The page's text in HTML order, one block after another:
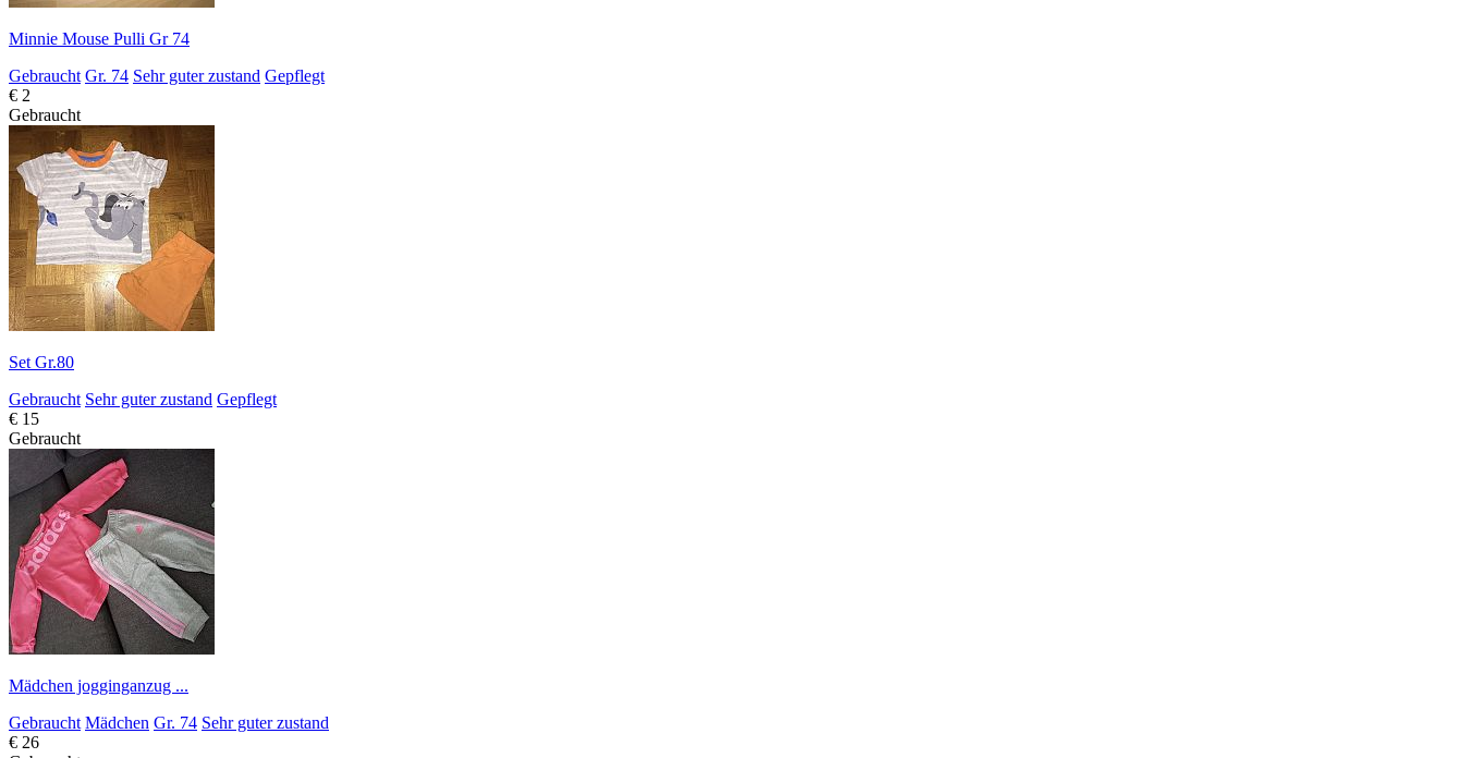
Minnie Mouse Pulli Gr 74
Gebraucht Gr. 74 Sehr guter zustand Gepflegt
€ 2
Gebraucht
Set Gr.80
Gebraucht Sehr guter zustand Gepflegt
€ 15
Gebraucht
Mädchen jogginganzug ...
Gebraucht Mädchen Gr. 74 Sehr guter zustand
€ 26